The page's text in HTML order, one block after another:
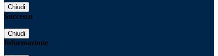
Chiudi
Successo
Chiudi
Informazione